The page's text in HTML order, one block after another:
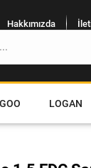
Hakkımızda
LOGAN